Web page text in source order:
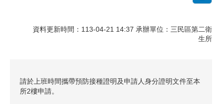
資料更新時間：113-04-21 14:37 承辦單位：三民區第二衛
生所
請於上班時間攜帶預防接種證明及申請人身分證明文件至本
所2樓申請。